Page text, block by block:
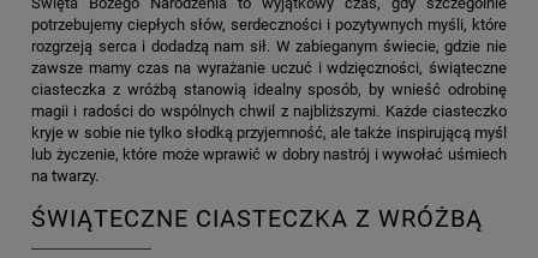
potrzebujemy ciepłych słów, serdeczności i pozytywnych myśli, które
rozgrzeją serca i dodadzą nam sił. W zabieganym świecie, gdzie nie
zawsze mamy czas na wyrażanie uczuć i wdzięczności, świąteczne
ciasteczka z wróżbą stanowią idealny sposób, by wnieść odrobinę
magii i radości do wspólnych chwil z najbliższymi. Każde ciasteczko
kryje w sobie nie tylko słodką przyjemność, ale także inspirującą myśl
lub życzenie, które może wprawić w dobry nastrój i wywołać uśmiech
na twarzy.
ŚWIĄTECZNE CIASTECZKA Z WRÓŻBĄ